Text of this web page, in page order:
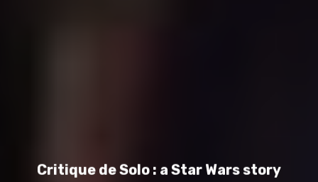
Critique de Solo : a Star Wars story